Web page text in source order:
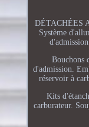
DÉTACHÉES
Système
Bouchons
d'admission.
réservoir à
Kits
carburateur.